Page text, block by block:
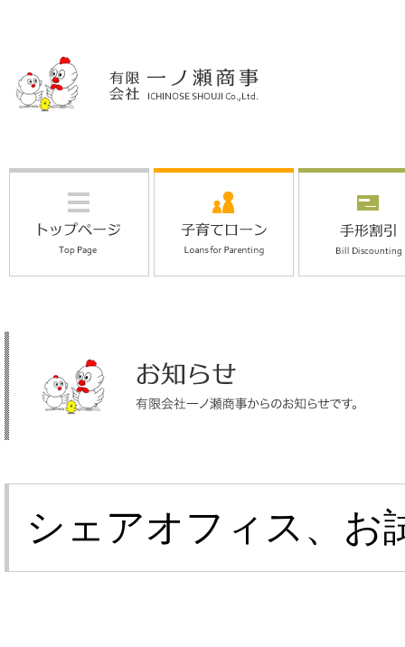
シェアオフィス、お